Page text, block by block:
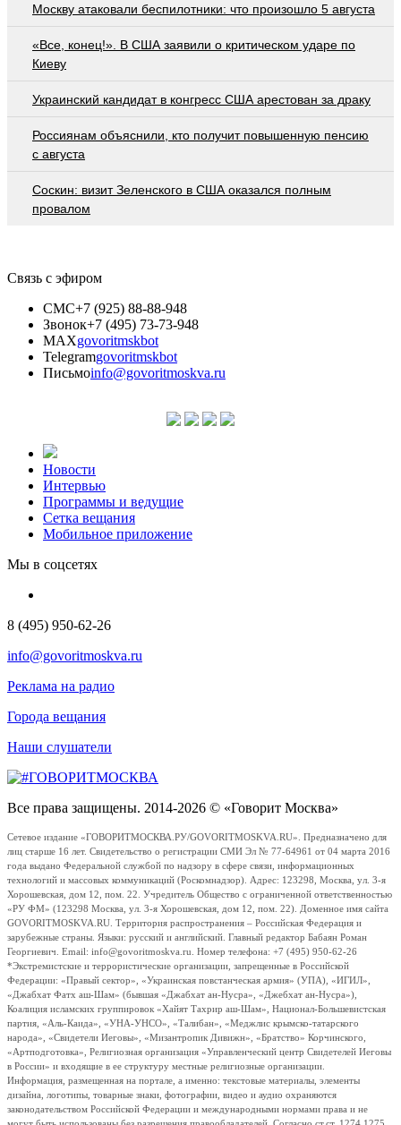
Москву атаковали беспилотники: что произошло 5 августа
«Все, конец!». В США заявили о критическом ударе по
Киеву
Украинский кандидат в конгресс США арестован за драку
Россиянам объяснили, кто получит повышенную пенсию
с августа
Соскин: визит Зеленского в США оказался полным
провалом
Связь с эфиром
СМС+7 (925) 88-88-948
Звонок+7 (495) 73-73-948
MAXgovoritmskbot
Telegramgovoritmskbot
Письмоinfo@govoritmoskva.ru
Новости
Интервью
Программы и ведущие
Сетка вещания
Мобильное приложение
Мы в соцсетях
8 (495) 950-62-26
info@govoritmoskva.ru
Реклама на радио
Города вещания
Наши слушатели
Все права защищены. 2014-2026 © «Говорит Москва»
Сетевое издание «ГОВОРИТМОСКВА.РУ/GOVORITMOSKVA.RU». Предназначено для
лиц старше 16 лет. Свидетельство о регистрации СМИ Эл № 77-64961 от 04 марта 2016
года выдано Федеральной службой по надзору в сфере связи, информационных
технологий и массовых коммуникаций (Роскомнадзор). Адрес: 123298, Москва, ул. 3-я
Хорошевская, дом 12, пом. 22. Учредитель Общество с ограниченной ответственностью
«РУ ФМ» (123298 Москва, ул. 3-я Хорошевская, дом 12, пом. 22). Доменное имя сайта
GOVORITMOSKVA.RU. Территория распространения – Российская Федерация и
зарубежные страны. Языки: русский и английский. Главный редактор Бабаян Роман
Георгиевич. Email: info@govoritmoskva.ru. Номер телефона: +7 (495) 950-62-26
*Экстремистские и террористические организации, запрещенные в Российской
Федерации: «Правый сектор», «Украинская повстанческая армия» (УПА), «ИГИЛ»,
«Джабхат Фатх аш-Шам» (бывшая «Джабхат ан-Нусра», «Джебхат ан-Нусра»),
Коалиция исламских группировок «Хайят Тахрир аш-Шам», Национал-Большевистская
партия, «Аль-Каида», «УНА-УНСО», «Талибан», «Меджлис крымско-татарского
народа», «Свидетели Иеговы», «Мизантропик Дивижн», «Братство» Корчинского,
«Артподготовка», Религиозная организация «Управленческий центр Свидетелей Иеговы
в России» и входящие в ее структуру местные религиозные организации.
Информация, размещенная на портале, а именно: текстовые материалы, элементы
дизайна, логотипы, товарные знаки, фотографии, видео и аудио охраняются
законодательством Российской Федерации и международными нормами права и не